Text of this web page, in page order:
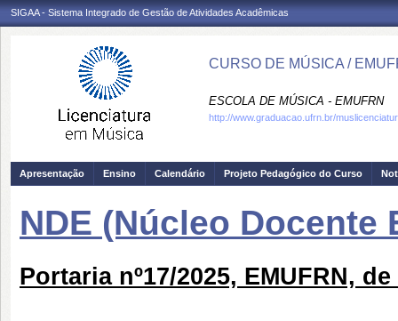
SIGAA - Sistema Integrado de Gestão de Atividades Acadêmicas
CURSO DE MÚSICA /
ESCOLA DE MÚSICA - EMUFRN
http://www.graduacao.ufrn.br/
Apresentação Ensino Calendário Projeto Pedagógico do Curso
NDE (Núcleo Docente
Portaria nº17/2025, EMUFRN,